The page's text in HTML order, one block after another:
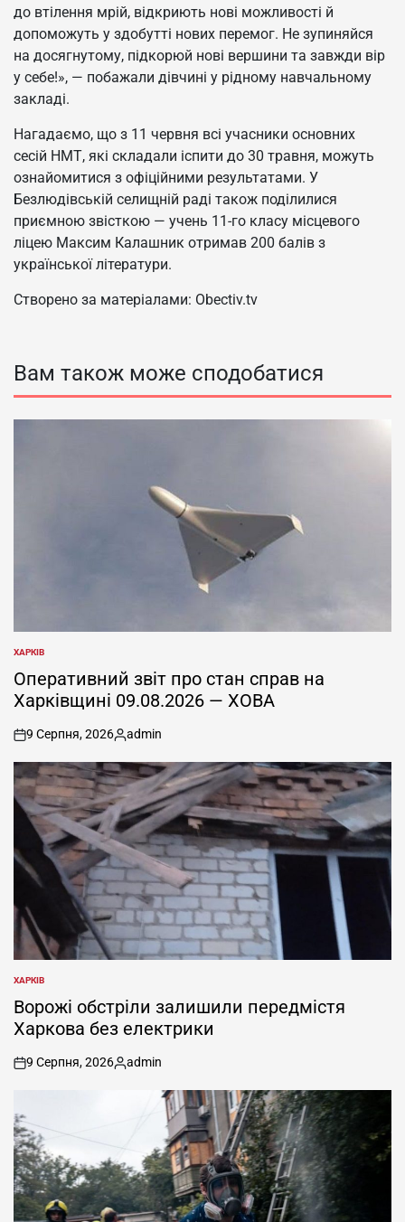
до втілення мрій, відкриють нові можливості й
допоможуть у здобутті нових перемог. Не зупиняйся
на досягнутому, підкорюй нові вершини та завжди вір
у себе!», — побажали дівчині у рідному навчальному
закладі.
Нагадаємо, що з 11 червня всі учасники основних
сесій НМТ, які складали іспити до 30 травня, можуть
ознайомитися з офіційними результатами. У
Безлюдівській селищній раді також поділилися
приємною звісткою — учень 11-го класу місцевого
ліцею Максим Калашник отримав 200 балів з
української літератури.
Створено за матеріалами: Obectiv.tv
Вам також може сподобатися
ОПУБЛІКУВАТИ
У
ХАРКІВ
Оперативний звіт про стан справ на
Харківщині 09.08.2026 — ХОВА
on
9 Серпня, 2026
Опубліковано
admin
ОПУБЛІКУВАТИ
У
ХАРКІВ
Ворожі обстріли залишили передмістя
Харкова без електрики
on
9 Серпня, 2026
Опубліковано
admin